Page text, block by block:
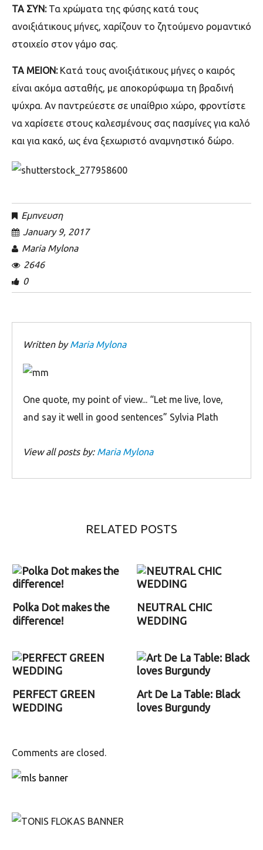
TA ΣΥΝ: Τα χρώματα της φύσης κατά τους
ανοιξιάτικους μήνες, χαρίζουν το ζητούμενο ρομαντικό
στοιχείο στον γάμο σας.
ΤΑ ΜΕΙΟΝ: Κατά τους ανοιξιάτικους μήνες ο καιρός
είναι ακόμα ασταθής, με αποκορύφωμα τη βραδινή
ψύχρα. Αν παντρεύεστε σε υπαίθριο χώρο, φροντίστε
να χαρίσετε στους καλεσμένους σας πασμίνες για καλό
και για κακό, ως ένα ξεχωριστό αναμνηστικό δώρο.
Εμπνευση
January 9, 2017
Maria Mylona
2646
0
Written byMaria Mylona
Οne quote, my point of view... “Let me live, love,
and say it well in good sentences” Sylvia Plath
View all posts by: Maria Mylona
RELATED POSTS
Polka Dot makes the
difference!
NEUTRAL CHIC
WEDDING
PERFECT GREEN
WEDDING
Art De La Table: Black
loves Burgundy
Comments are closed.